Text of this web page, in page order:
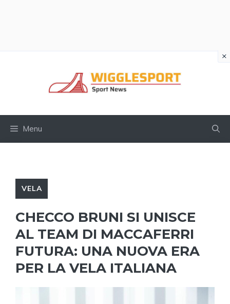
Menu
VELA
CHECCO BRUNI SI UNISCE
AL TEAM DI MACCAFERRI
FUTURA: UNA NUOVA ERA
PER LA VELA ITALIANA
×